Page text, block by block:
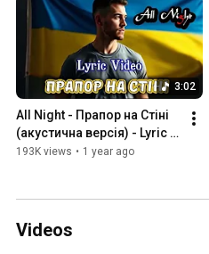
3:02
All Night - Прапор на Стіні
(акустична версія) - Lyric
Video
193K views • 1 year ago
Videos